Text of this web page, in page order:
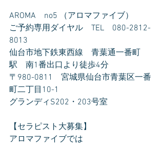
AROMA　no5 （アロマファイブ）
ご予約専用ダイヤル　TEL　080-2812-
8013
仙台市地下鉄東西線　青葉通一番町
駅　南1番出口より徒歩4分
〒980-0811　宮城県仙台市青葉区一番
町二丁目10-1
グランディS202・203号室
【セラピスト大募集】
アロマファイブでは